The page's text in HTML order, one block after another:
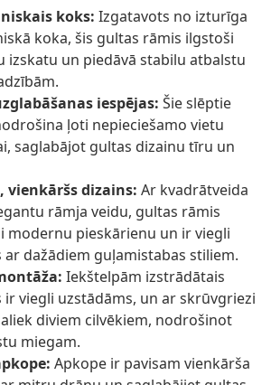
koks: Izgatavots no izturīga
koka, šis gultas rāmis ilgstoši
izskatu un piedāvā stabilu atbalstu
iespējas: Šie slēptie
ļoti nepieciešamo vietu
saglabājot gultas dizainu tīru un
vienkāršs dizains: Ar kvadrātveida
rāmja veidu, gultas rāmis
modernu pieskārienu un ir viegli
ar dažādiem guļamistabas stiliem.
Iekštelpām izstrādātais
ir viegli uzstādāms, un ar skrūvgriezi
diviem cilvēkiem, nodrošinot
miegam.
Apkope ir pavisam vienkārša